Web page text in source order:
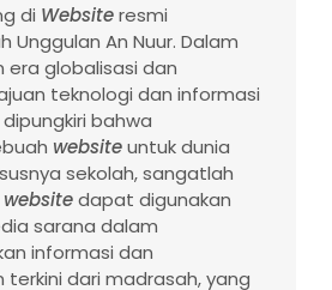
di Websiteresmi
Unggulan An Nuur. Dalam
era globalisasi dan
teknologi dan informasi
bahwa
websiteuntuk dunia
sekolah, sangatlah
websitedapat digunakan
sarana dalam
informasi dan
dari madrasah, yang